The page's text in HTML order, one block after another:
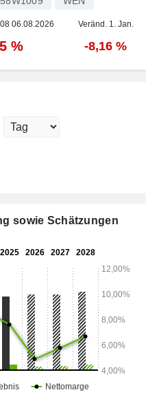
06.08.2026 Veränd. 1. Jan.
% -8,16 %
sowie Schätzungen